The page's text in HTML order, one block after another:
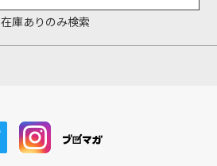
在庫ありのみ検索